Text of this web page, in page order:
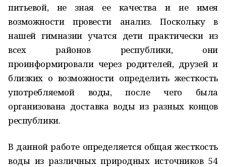
питьевой, не зная ее качества и не имея
возможности провести анализ. Поскольку в
нашей гимназии учатся дети практически из
всех районов республики, они
проинформировали через родителей, друзей и
близких о возможности определить жесткость
употребляемой воды, после чего была
организована доставка воды из разных концов
республики.
В данной работе определяется общая жесткость
воды из различных природных источников 54